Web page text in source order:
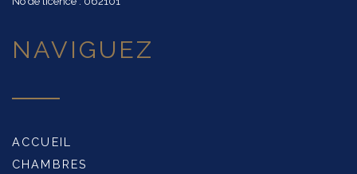
NAVIGUEZ
ACCUEIL
CHAMBRES